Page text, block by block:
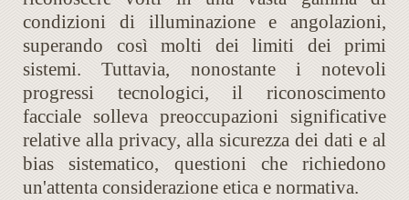
condizioni di illuminazione e angolazioni,
superando così molti dei limiti dei primi
sistemi. Tuttavia, nonostante i notevoli
progressi tecnologici, il riconoscimento
facciale solleva preoccupazioni significative
relative alla privacy, alla sicurezza dei dati e al
bias sistematico, questioni che richiedono
un'attenta considerazione etica e normativa.